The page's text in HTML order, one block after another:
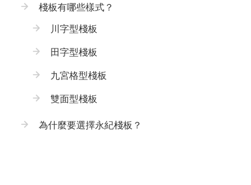
棧板有哪些樣式？
川字型棧板
田字型棧板
九宮格型棧板
雙面型棧板
為什麼要選擇永紀棧板？